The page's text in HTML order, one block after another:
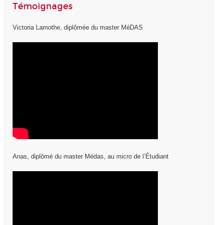
Témoignages
Victoria Lamothe, diplômée du master MéDAS
Anas, diplômé du master Médas, au micro de l’Étudiant